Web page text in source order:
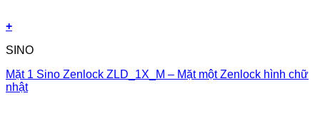
+
SINO
Mặt 1 Sino Zenlock ZLD_1X_M – Mặt một Zenlock hình chữ
nhật